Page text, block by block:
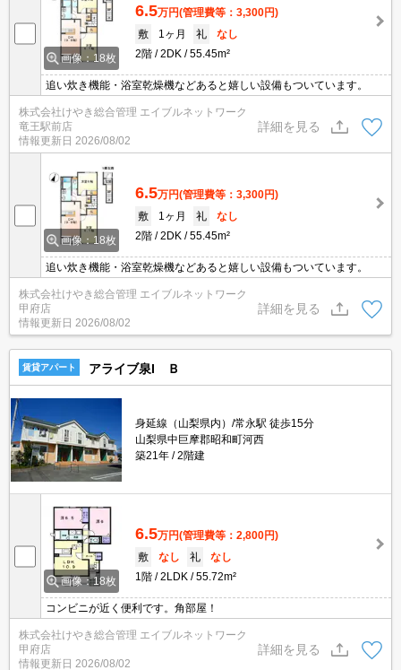
画像：18枚
6.5万円(管理費等：3,300円)
敷
1ヶ月 礼
なし
2階
2DK 55.45m²
追い炊き機能・浴室乾燥機などあると嬉しい設備もついています。
株式会社けやき総合管理 エイブルネットワーク
竜王駅前店
情報更新日 2026/08/02
詳細を見る
画像：18枚
6.5万円(管理費等：3,300円)
敷
1ヶ月 礼
なし
2階
2DK 55.45m²
追い炊き機能・浴室乾燥機などあると嬉しい設備もついています。
株式会社けやき総合管理 エイブルネットワーク
甲府店
情報更新日 2026/08/02
詳細を見る
賃貸アパート アライブ泉I Ｂ
身延線（山梨県内）/常永駅 徒歩15分
山梨県中巨摩郡昭和町河西
築21年
2階建
画像：18枚
6.5万円(管理費等：2,800円)
敷
なし 礼
なし
1階
2LDK 55.72m²
コンビニが近く便利です。角部屋！
株式会社けやき総合管理 エイブルネットワーク
甲府店
情報更新日 2026/08/02
詳細を見る